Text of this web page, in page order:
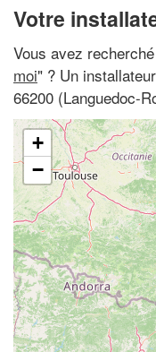
Votre
Vous avez
moi" ? Un
66200 (Languedoc-
+
−